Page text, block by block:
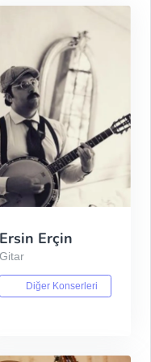
Ersin Erçin
Gitar
Diğer Konserleri